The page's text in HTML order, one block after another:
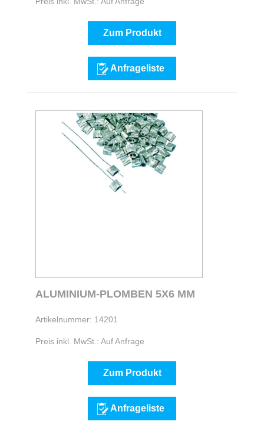
Zum Produkt
Anfrageliste
ALUMINIUM-PLOMBEN 5X6 MM
Artikelnummer: 14201
Preis inkl. MwSt.: Auf Anfrage
Zum Produkt
Anfrageliste